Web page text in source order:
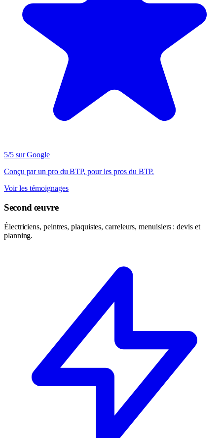
5/5 sur Google
Conçu par un pro du BTP, pour les pros du BTP.
Voir les témoignages
Second œuvre
Électriciens, peintres, plaquistes, carreleurs, menuisiers : devis et
planning.